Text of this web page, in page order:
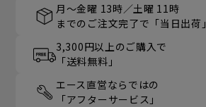
月～金曜 13時／土曜 11時
までのご注文完了で「当日出荷」
3,300円以上のご購入で
「送料無料」
エース直営ならではの
「アフターサービス」